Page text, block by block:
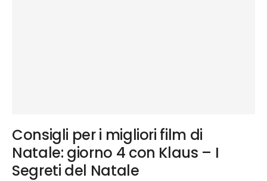
Consigli per i migliori film di
Natale: giorno 4 con Klaus – I
Segreti del Natale